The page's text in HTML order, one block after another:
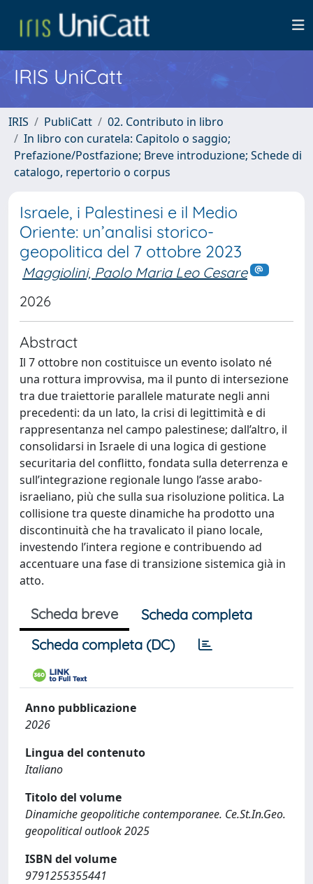
IRIS UniCatt
IRIS PubliCatt
02. Contributo in libro
In libro con curatela: Capitolo o saggio;
Prefazione/Postfazione; Breve introduzione; Schede di
catalogo, repertorio o corpus
Israele, i Palestinesi e il Medio
Oriente: un’analisi storico-
geopolitica del 7 ottobre 2023
Maggiolini, Paolo Maria Leo Cesare
2026
Abstract
Il 7 ottobre non costituisce un evento isolato né
una rottura improvvisa, ma il punto di intersezione
tra due traiettorie parallele maturate negli anni
precedenti: da un lato, la crisi di legittimità e di
rappresentanza nel campo palestinese; dall’altro, il
consolidarsi in Israele di una logica di gestione
securitaria del conflitto, fondata sulla deterrenza e
sull’integrazione regionale lungo l’asse arabo-
israeliano, più che sulla sua risoluzione politica. La
collisione tra queste dinamiche ha prodotto una
discontinuità che ha travalicato il piano locale,
investendo l’intera regione e contribuendo ad
accentuare una fase di transizione sistemica già in
atto.
Scheda breve
Scheda completa
Scheda completa (DC)
Anno pubblicazione
2026
Lingua del contenuto
Italiano
Titolo del volume
Dinamiche geopolitiche contemporanee. Ce.St.In.Geo.
geopolitical outlook 2025
ISBN del volume
9791255355441